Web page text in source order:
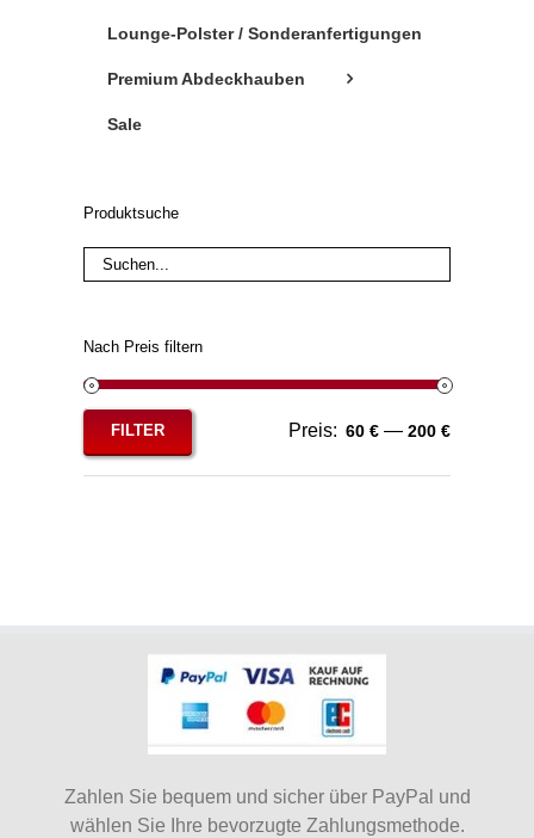
Lounge-Polster / Sonderanfertigungen
Premium Abdeckhauben
Sale
Produktsuche
Nach Preis filtern
Min.
Preis
Max.
Preis
FILTER Preis: 60 € — 200 €
Zahlen Sie bequem und sicher über PayPal und
wählen Sie Ihre bevorzugte Zahlungsmethode.